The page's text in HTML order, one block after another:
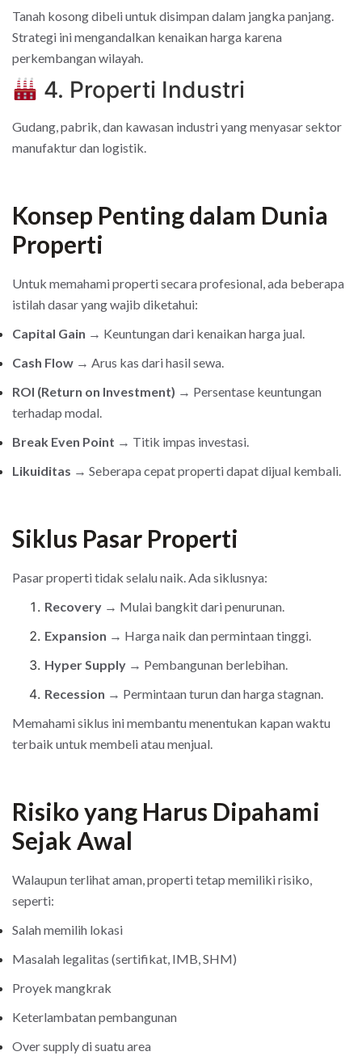
Tanah kosong dibeli untuk disimpan dalam jangka panjang.
Strategi ini mengandalkan kenaikan harga karena
perkembangan wilayah.
4. Properti Industri
Gudang, pabrik, dan kawasan industri yang menyasar sektor
manufaktur dan logistik.
Konsep Penting dalam Dunia
Properti
Untuk memahami properti secara profesional, ada beberapa
istilah dasar yang wajib diketahui:
Capital Gain → Keuntungan dari kenaikan harga jual.
Cash Flow → Arus kas dari hasil sewa.
ROI (Return on Investment) → Persentase keuntungan
terhadap modal.
Break Even Point → Titik impas investasi.
Likuiditas → Seberapa cepat properti dapat dijual kembali.
Siklus Pasar Properti
Pasar properti tidak selalu naik. Ada siklusnya:
Recovery → Mulai bangkit dari penurunan.
Expansion → Harga naik dan permintaan tinggi.
Hyper Supply → Pembangunan berlebihan.
Recession → Permintaan turun dan harga stagnan.
Memahami siklus ini membantu menentukan kapan waktu
terbaik untuk membeli atau menjual.
Risiko yang Harus Dipahami
Sejak Awal
Walaupun terlihat aman, properti tetap memiliki risiko,
seperti:
Salah memilih lokasi
Masalah legalitas (sertifikat, IMB, SHM)
Proyek mangkrak
Keterlambatan pembangunan
Over supply di suatu area